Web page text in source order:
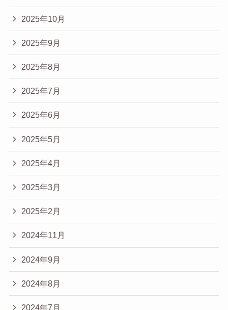
2025年10月
2025年9月
2025年8月
2025年7月
2025年6月
2025年5月
2025年4月
2025年3月
2025年2月
2024年11月
2024年9月
2024年8月
2024年7月